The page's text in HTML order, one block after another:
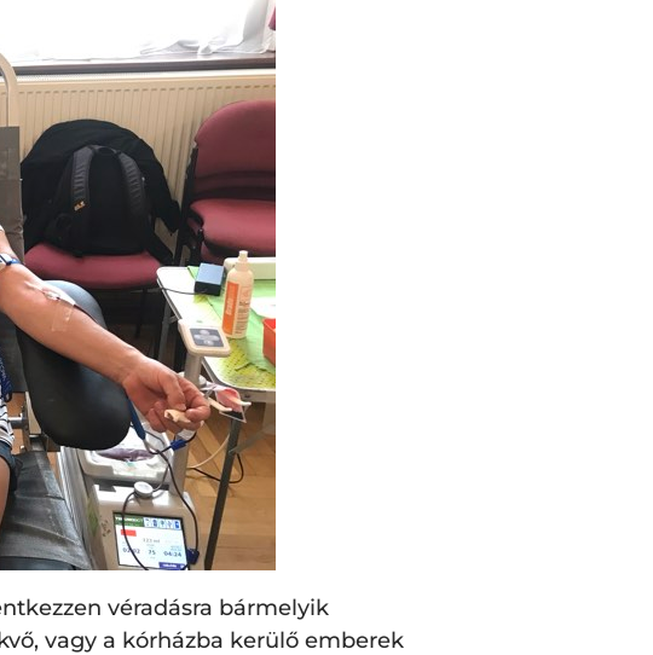
véradásra bármelyik
vagy a kórházba kerülő emberek